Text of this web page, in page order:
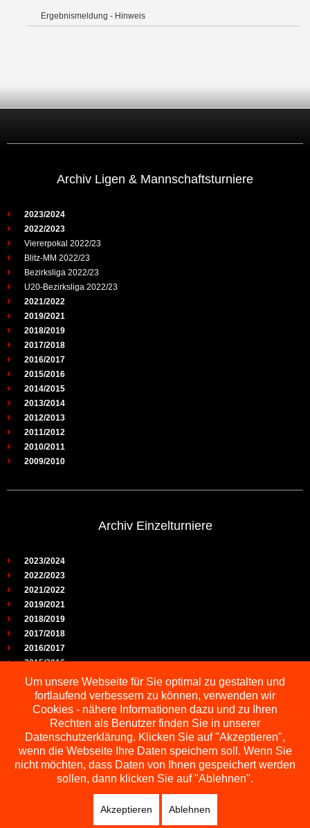
Ergebnismeldung - Hinweis
Archiv Ligen & Mannschaftsturniere
2023/2024
2022/2023
Viererpokal 2022/23
Blitz-MM 2022/23
Bezirksliga 2022/23
U20-Bezirksliga 2022/23
2021/2022
2019/2021
2018/2019
2017/2018
2016/2017
2015/2016
2014/2015
2013/2014
2012/2013
2011/2012
2010/2011
2009/2010
Archiv Einzelturniere
2023/2024
2022/2023
2021/2022
2019/2021
2018/2019
2017/2018
2016/2017
2015/2016
2014/2015
2013/2014
2012/2013
2011/2012
2010/2011
2009/2010
Copyright © 2026 Schachbezirk Sauerland
Um unsere Webseite für Sie optimal zu gestalten und
fortlaufend verbessern zu können, verwenden wir
Cookies - nähere Informationen dazu und zu Ihren
Rechten als Benutzer finden Sie in unserer
Datenschutzerklärung. Klicken Sie auf "Akzeptieren",
wenn die Webseite Ihre Daten speichern soll. Wenn Sie
nicht möchten, dass Daten von Ihnen gespeichert werden
sollen, dann klicken Sie auf "Ablehnen".
Akzeptieren Ablehnen